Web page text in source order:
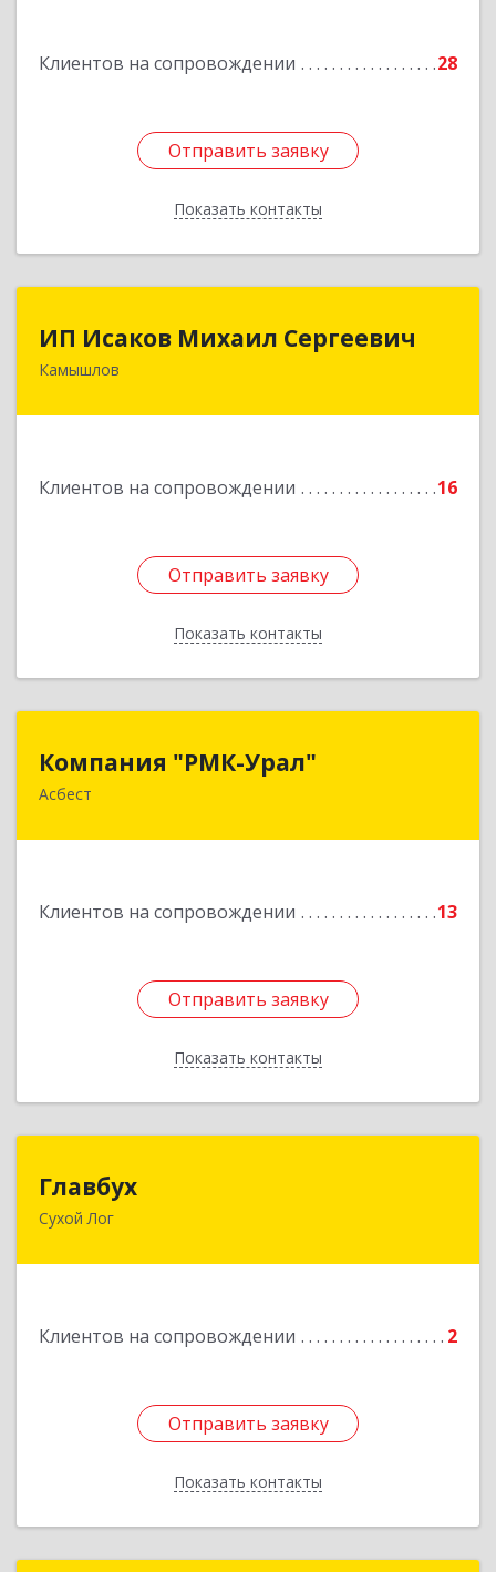
Клиентов на сопровождении 28
Отправить заявку
Показать контакты
Отправить заявку
Назад
ИП Исаков Михаил Сергеевич
Камышлов
Клиентов на сопровождении 16
Отправить заявку
Показать контакты
624860, Свердловская обл, Камышлов г, Ленина
Отправить заявку
Назад
Компания "РМК-Урал"
Асбест
Клиентов на сопровождении 13
Отправить заявку
Показать контакты
Отправить заявку
Назад
Главбух
Сухой Лог
Клиентов на сопровождении 2
Отправить заявку
Показать контакты
Отправить заявку
Назад